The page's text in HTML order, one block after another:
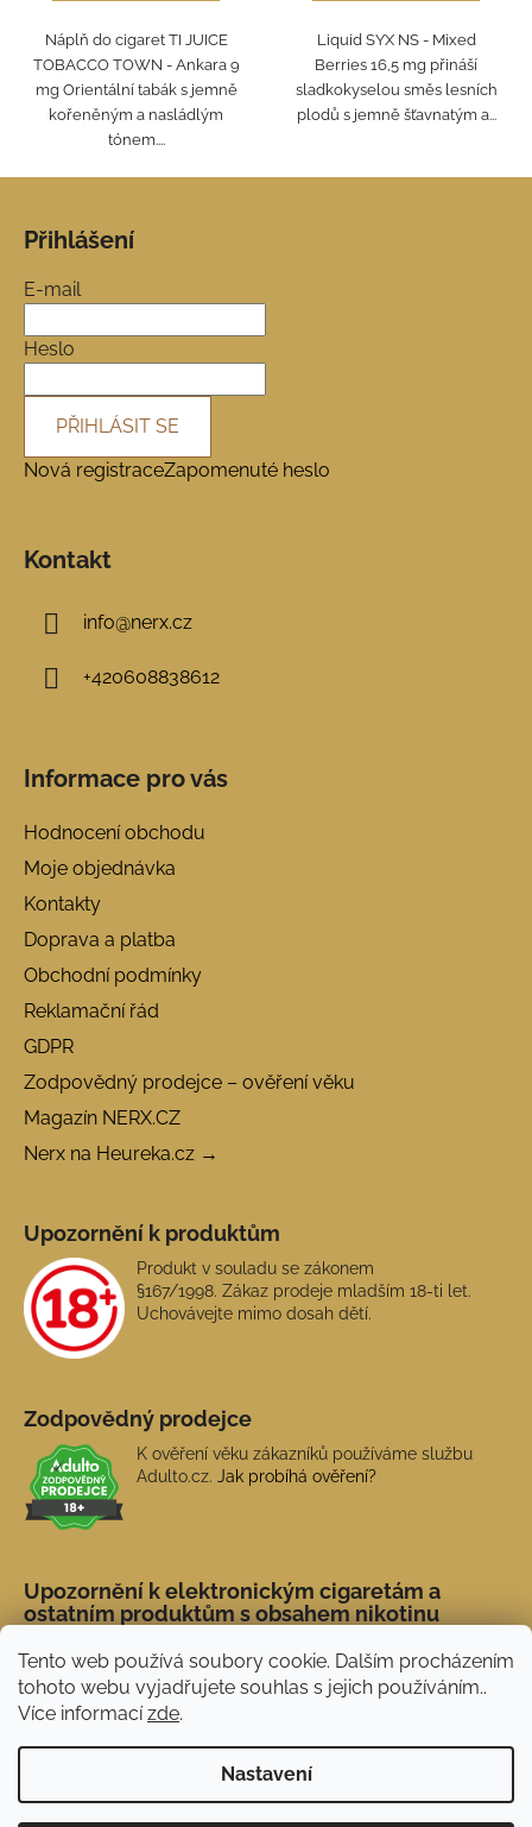
Tento web používá soubory cookie. Dalším procházením
tohoto webu vyjadřujete souhlas s jejich používáním..
Více informacízde.
Nastavení
Novinka: Akční doprava s PPL od 45 Kč. Při
Náplň do cigaret TI JUICE
TOBACCO TOWN - Ankara 9
mg Orientální tabák s jemně
kořeněným a nasládlým
tónem....
Liquid SYX NS - Mixed
Berries 16,5 mg přináší
sladkokyselou směs lesních
plodů s jemně šťavnatým a...
Přihlášení
E-mail
Heslo
PŘIHLÁSIT SE
Nová registraceZapomenuté heslo
Kontakt
info@nerx.cz
+420608838612
Informace pro vás
Hodnocení obchodu
Moje objednávka
Kontakty
Doprava a platba
Obchodní podmínky
Reklamační řád
GDPR
Zodpovědný prodejce – ověření věku
Magazín NERX.CZ
Nerx na Heureka.cz →
Upozornění k produktům
Produkt v souladu se zákonem
§167/1998. Zákaz prodeje mladším 18-ti let.
Uchovávejte mimo dosah dětí.
Zodpovědný prodejce
K ověření věku zákazníků používáme službu
Adulto.cz. Jak probíhá ověření?
Upozornění k elektronickým cigaretám a
ostatním produktům s obsahem nikotinu